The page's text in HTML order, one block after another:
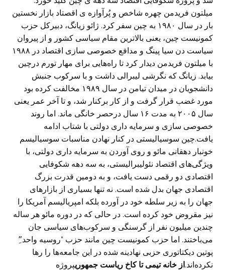
میلتون فریدمن چهره شاخص و پُرآوازه ی اقصتاد بازار نخستین
بار در سال ۱۹۸۰ به چین سفر کرد. ژائو زیانگ، دبیرکل حزب
کمونیست چین، یعنی بالاترین مقام سیاسی کشور و از پیروان
سیاست دن سیا پینگ و مدافع خصوصی سازی اقتصاد در ۱۹۸۸
با میلتون فریدمن دیدار کرد تا راه‌هایی برای مهار تورم درچین
بیابد. زیانگ که نگرشی لیبرالی داشت و با سرکوب جنبش
دانشجویان در میدان تیامن در سال ۱۹۸۹ مخالفت کرده بود
مورد غضب قرار گرفت و از کار برکنار شد، و تا آخر عمر یعنی
سال ۲۰۰۵ به مدت ۱۶ سال درحصر خانگی ماند. اما روند
خصوصی سازی و سرمایه داری دولتی با شتاب ادامه
یافت.چین سوسیالیستی در کنار نهادن مناسبات سوسیالیسم
خونبار دهقانی مائو و روی آوردن به سرمایه داری دولتی، با
ویژگی‌های اقتصاد نئولیبرالیستی، به سه دهه شکوفایی
اقتصادی دو رقمی دست یافت، و به دومین قدرت بزرگ
اقتصادی جهان بدل شده است. نه تنها بسیاری از بازارهای
جهان را به زیر سلطه خود در آورده بلکه امپریالیسم آمریکا را
نیز مقروض خود کرده است. در حالی که در دوره مائو هر ساله
چندین میلیون نفر از گرسنگی و سرکوب‌های سیاسی جان
می‌باختند. اما حزب کمونیست چین مانند حزب “روسیه واحد”ِ
پوتین دیکتاتوری حزبی نهادینه شده در این جامعه‌ها را رها
نکرده‌اند.از خانه تیمی تا کاخ ریاست جمهوریپروژه